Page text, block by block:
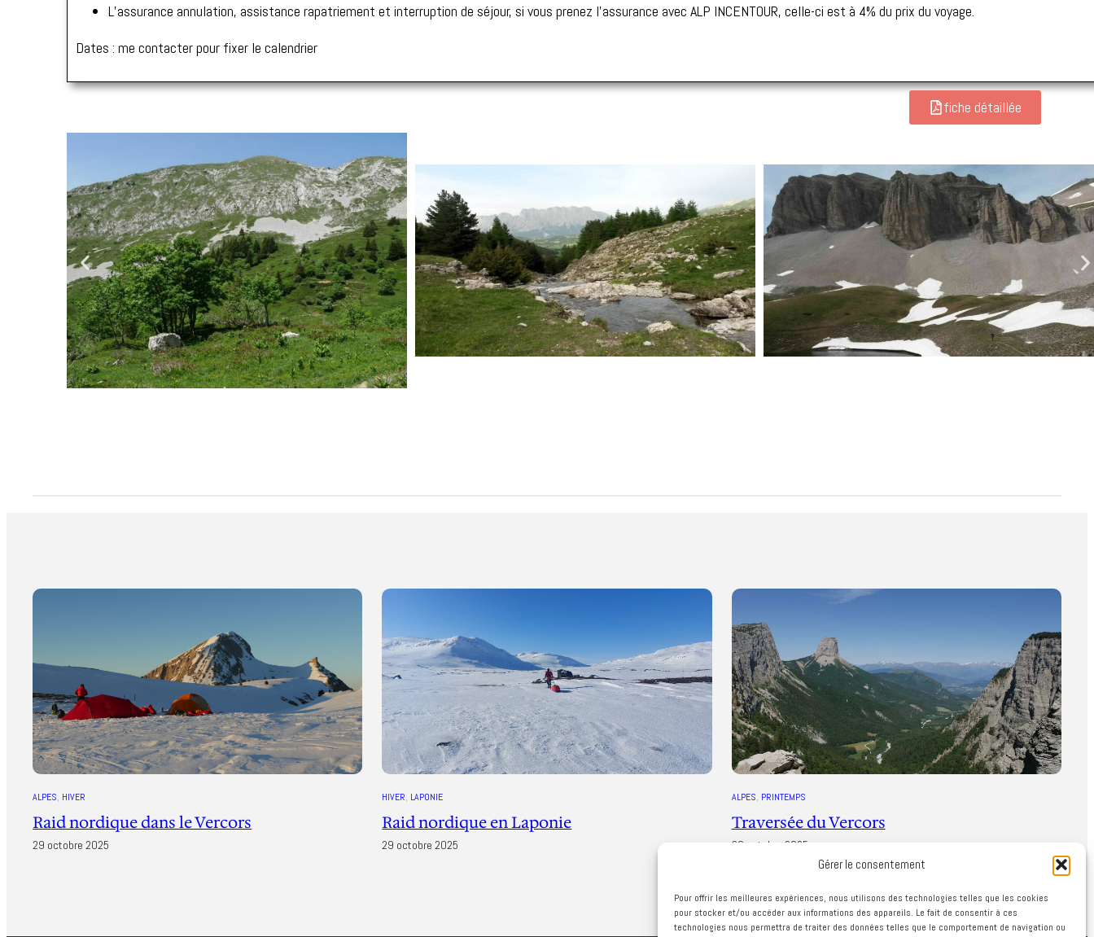
Gérer le consentement
Pour offrir les meilleures expériences, nous utilisons des technologies telles que les cookies
pour stocker et/ou accéder aux informations des appareils. Le fait de consentir à ces
technologies nous permettra de traiter des données telles que le comportement de navigation ou
L’assurance annulation, assistance rapatriement et interruption de séjour, si vous prenez l’assurance avec ALP INCENTOUR, celle-ci est à 4% du prix du voyage.
Dates : me contacter pour fixer le calendrier
fiche détaillée
ALPES, HIVER
Raid nordique dans le Vercors
29 octobre 2025
HIVER, LAPONIE
Raid nordique en Laponie
29 octobre 2025
ALPES, PRINTEMPS
Traversée du Vercors
28 octobre 2025